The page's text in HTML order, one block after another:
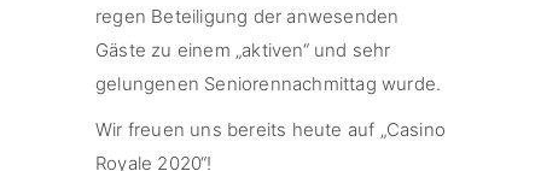
regen Beteiligung der anwesenden
Gäste zu einem „aktiven“ und sehr
gelungenen Seniorennachmittag wurde.
Wir freuen uns bereits heute auf „Casino
Royale 2020“!